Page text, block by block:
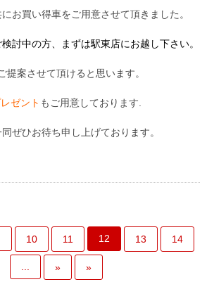
お買い得車をご用意させて頂きました。
討中の方、まずは駅東店にお越し下さい。
提案させて頂けると思います。
ゼント もご用意しております.
ぜひお待ち申し上げております。
10 11 12 13 14
» »